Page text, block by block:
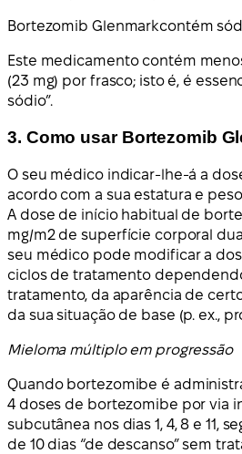
Bortezomib Glenmarkcontém
Este medicamento contém
(23 mg) por frasco; isto é, é
sódio”.
3. Como usar Bortezomib
O seu médico indicar-lhe-á a
acordo com a sua estatura e
A dose de início habitual de
mg/m2 de superfície corporal
seu médico pode modificar a
ciclos de tratamento
tratamento, da aparência de
da sua situação de base (p. ex.,
Mieloma múltiplo em progressão
Quando bortezomibe é
4 doses de bortezomibe por via
subcutânea nos dias 1, 4, 8 e 11,
de 10 dias “de descanso” sem